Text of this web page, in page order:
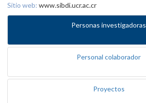
Sitio web: www.sibdi.ucr.ac.cr
Personas investigadoras
Personal colaborador
Proyectos